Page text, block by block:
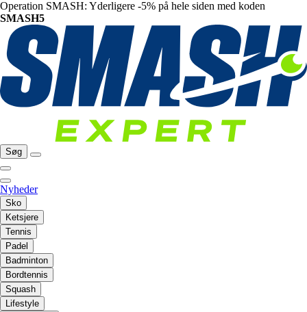
Operation SMASH: Yderligere -5% på hele siden med koden
SMASH5
Søg
Nyheder
Sko
Ketsjere
Tennis
Padel
Badminton
Bordtennis
Squash
Lifestyle